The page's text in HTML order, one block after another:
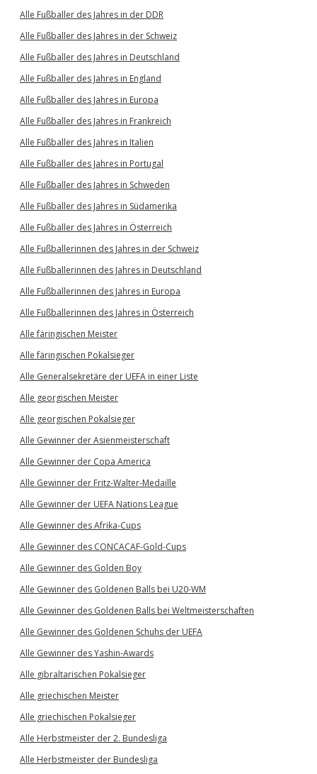
Alle Fußballer des Jahres in der DDR
Alle Fußballer des Jahres in der Schweiz
Alle Fußballer des Jahres in Deutschland
Alle Fußballer des Jahres in England
Alle Fußballer des Jahres in Europa
Alle Fußballer des Jahres in Frankreich
Alle Fußballer des Jahres in Italien
Alle Fußballer des Jahres in Portugal
Alle Fußballer des Jahres in Schweden
Alle Fußballer des Jahres in Südamerika
Alle Fußballer des Jahres in Österreich
Alle Fußballerinnen des Jahres in der Schweiz
Alle Fußballerinnen des Jahres in Deutschland
Alle Fußballerinnen des Jahres in Europa
Alle Fußballerinnen des Jahres in Österreich
Alle färingischen Meister
Alle färingischen Pokalsieger
Alle Generalsekretäre der UEFA in einer Liste
Alle georgischen Meister
Alle georgischen Pokalsieger
Alle Gewinner der Asienmeisterschaft
Alle Gewinner der Copa America
Alle Gewinner der Fritz-Walter-Medaille
Alle Gewinner der UEFA Nations League
Alle Gewinner des Afrika-Cups
Alle Gewinner des CONCACAF-Gold-Cups
Alle Gewinner des Golden Boy
Alle Gewinner des Goldenen Balls bei U20-WM
Alle Gewinner des Goldenen Balls bei Weltmeisterschaften
Alle Gewinner des Goldenen Schuhs der UEFA
Alle Gewinner des Yashin-Awards
Alle gibraltarischen Pokalsieger
Alle griechischen Meister
Alle griechischen Pokalsieger
Alle Herbstmeister der 2. Bundesliga
Alle Herbstmeister der Bundesliga